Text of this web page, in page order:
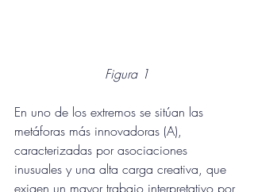
Figura 1
En uno de los extremos se sitúan las
metáforas más innovadoras (A),
caracterizadas por asociaciones
inusuales y una alta carga creativa, que
exigen un mayor trabajo interpretativo por